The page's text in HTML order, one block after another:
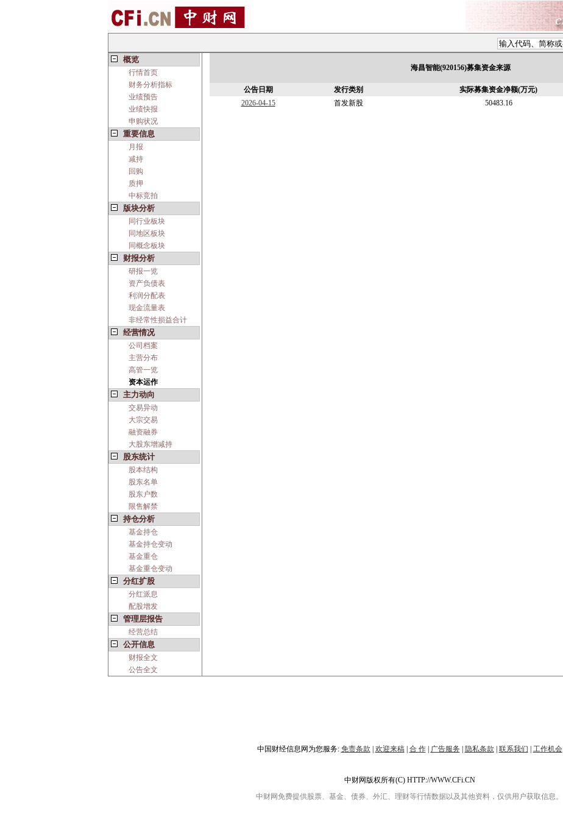
概览
行情首页
财务分析指标
业绩预告
业绩快报
申购状况
重要信息
月报
减持
回购
质押
中标竞拍
版块分析
同行业板块
同地区板块
同概念板块
财报分析
研报一览
资产负债表
利润分配表
现金流量表
非经常性损益合计
经营情况
公司档案
主营分布
高管一览
资本运作
主力动向
交易异动
大宗交易
融资融券
大股东增减持
股东统计
股本结构
股东名单
股东户数
限售解禁
持仓分析
基金持仓
基金持仓变动
基金重仓
基金重仓变动
分红扩股
分红派息
配股增发
管理层报告
经营总结
公开信息
财报全文
公告全文
海昌智能(920156)募集资金来源
公告日期 发行类别 实际募集资金净额(万元)
2026-04-15
首发新股 50483.16
中国财经信息网为您服务: 免责条款 欢迎来稿| 合 作| 广告服务 隐私条款 联系我们 工作机会
中财网版权所有(C) HTTP://WWW.CFi.CN
中财网免费提供股票、基金、债券、外汇、理财等行情数据以及其他资料，仅供用户获取信息。